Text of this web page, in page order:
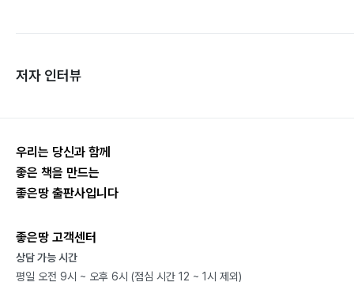
저자 인터뷰
우리는 당신과 함께
좋은 책을 만드는
좋은땅 출판사입니다
좋은땅 고객센터
상담 가능 시간
평일 오전 9시 ~ 오후 6시 (점심 시간 12 ~ 1시 제외)